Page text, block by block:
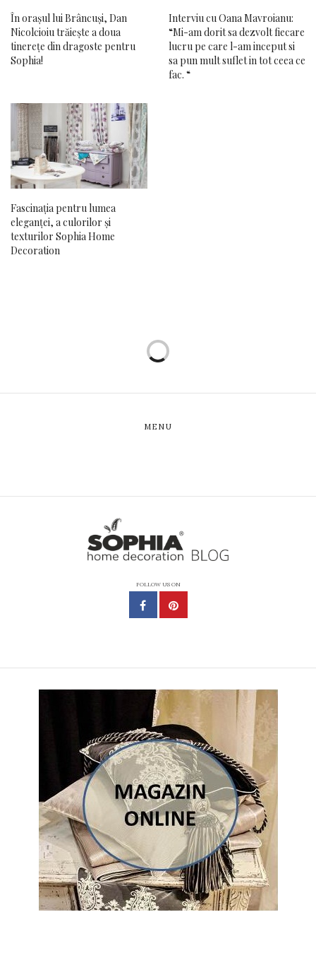
În orașul lui Brâncuși, Dan
Nicolcioiu trăiește a doua
tinerețe din dragoste pentru
Sophia!
Interviu cu Oana Mavroianu:
“Mi-am dorit sa dezvolt fiecare
lucru pe care l-am inceput si
sa pun mult suflet in tot ceea ce
fac. “
Fascinația pentru lumea
eleganței, a culorilor și
texturilor Sophia Home
Decoration
MENU
FOLLOW US ON